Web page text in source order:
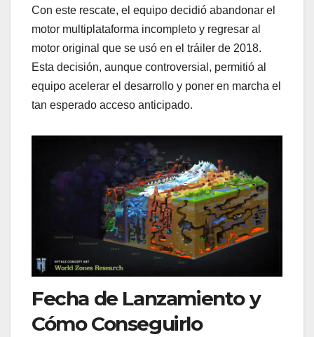
Con este rescate, el equipo decidió abandonar el
motor multiplataforma incompleto y regresar al
motor original que se usó en el tráiler de 2018.
Esta decisión, aunque controversial, permitió al
equipo acelerar el desarrollo y poner en marcha el
tan esperado acceso anticipado.
Fecha de Lanzamiento y
Cómo Conseguirlo